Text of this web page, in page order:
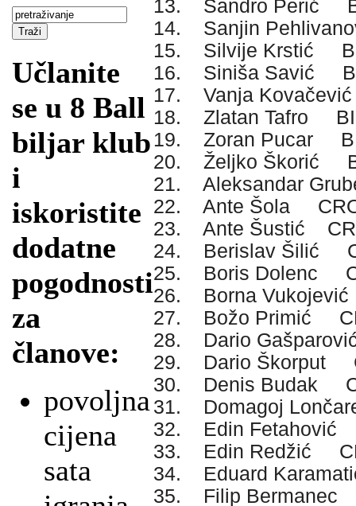
Učlanite
se u 8 Ball
biljar klub
i
iskoristite
dodatne
pogodnosti
za
članove:
povoljna
cijena
sata
13. Sandro Perić
14. Sanjin
15. Silvije Krstić
16. Siniša Savić
17. Vanja
18. Zlatan Tafro
19. Zoran Pucar
20. Željko Škorić
21. Aleksandar
22. Ante Šola
23. Ante Šustić
24. Berislav Šilić
25. Boris Dolenc
26. Borna
27. Božo Primić
28. Dario
29. Dario Škorput
30. Denis Budak
31. Domagoj
32. Edin Fetahović
33. Edin Redžić
34. Eduard
35. Filip Bermanec